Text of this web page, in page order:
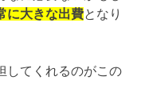
に大きな出費となり
してくれるのがこの